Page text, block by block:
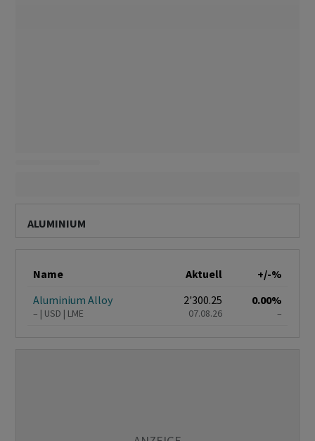
ALUMINIUM
Name Aktuell
+/-%
Aluminium Alloy
– USD LME
2'300.25
07.08.26
0.00%
–